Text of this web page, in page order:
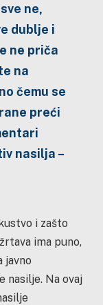
ne,
dublje i
ne priča
na
čemu se
preći
nasilja –
i zašto
ima puno,
javno
nasilje. Na ovaj